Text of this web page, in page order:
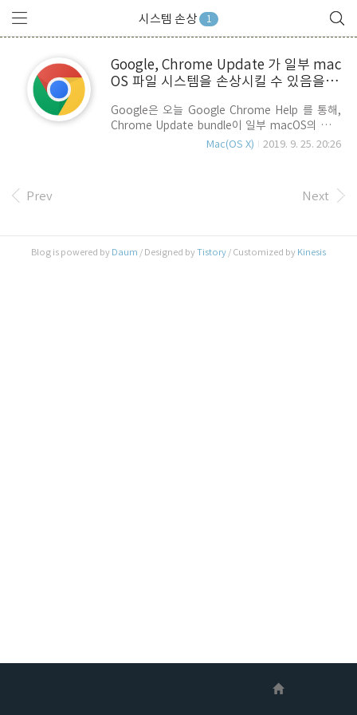
시스템 손상 1
Google, Chrome Update 가 일부 mac
OS 파일 시스템을 손상시킬 수 있음을 확
Google은 오늘 Google Chrome Help 를 통해,
Chrome Update bundle이 일부 macOS의 파일
시스템을 손상시킬 수 있음을 확인했다며, 주의를
한 다음 다시 부팅을 할때, 부팅이 안될 수 있다는
것인데.. 이유는 파일 시스템의 일부가 손상되었기
조건은 macOS 10.9 이상을 탑재한 mac에서 애플
의 시스템 보안 기능인 SIP(System Integrity
Mac(OS X) 2019. 9. 25. 20:26
Prev Next
Blog is powered by Daum / Designed byTistory / Customized by Kinesis